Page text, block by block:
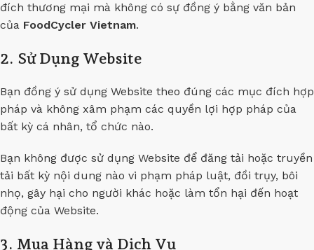
đích thương mại mà không có sự đồng ý bằng văn bản
của FoodCycler Vietnam.
2. Sử Dụng Website
Bạn đồng ý sử dụng Website theo đúng các mục đích hợp
pháp và không xâm phạm các quyền lợi hợp pháp của
bất kỳ cá nhân, tổ chức nào.
Bạn không được sử dụng Website để đăng tải hoặc truyền
tải bất kỳ nội dung nào vi phạm pháp luật, đồi trụy, bôi
nhọ, gây hại cho người khác hoặc làm tổn hại đến hoạt
động của Website.
3. Mua Hàng và Dịch Vụ